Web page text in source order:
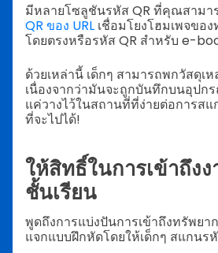
มีหลายโซลูชันรหัส QR ที่คุณสามา
QR ของ URL เชื่อมโยงโฮมเพจขอ
โดยตรงหรือรหัส QR สำหรับ e-
ด้วยเหล่านี้ เด็กๆ สามารถพกวัสดุเ
เนื่องจากว่ามันจะถูกบันทึกบนอุปก
แค่วางไว้ในสถานที่ที่ง่ายต่อการส
ที่จะไปได้!
ให้สิทธิ์ในการเข้าถึง
ชั้นเรียน
พูดถึงการแบ่งปันการเข้าถึงทรัพย
แจกแบบฝึกหัดโดยให้เด็กๆ สแกนร